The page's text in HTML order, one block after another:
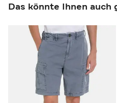
Das könnte Ihnen auch